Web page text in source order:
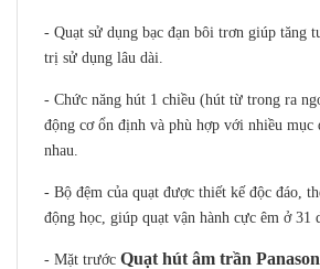
- Quạt sử dụng bạc đạn bôi trơn giúp tăng
trị sử dụng lâu dài.
- Chức năng hút 1 chiều (hút từ trong ra
động cơ ổn định và phù hợp với nhiều mục
nhau.
- Bộ đệm của quạt được thiết kế độc đáo,
động học, giúp quạt vận hành cực êm ở 31
- Mặt trước Quạt hút âm trần